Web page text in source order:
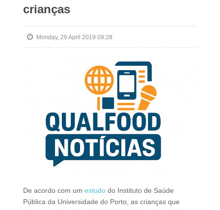
crianças
Monday, 29 April 2019 09:28
De acordo com um estudodo Instituto de Saúde
Pública da Universidade do Porto, as crianças que